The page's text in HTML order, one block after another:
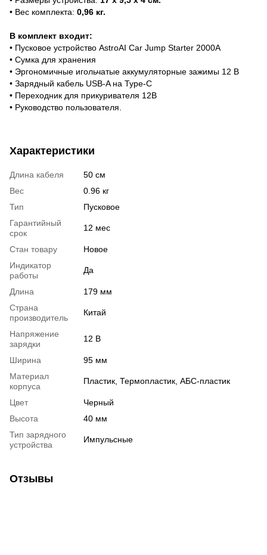
• Вес комплекта: 0,96 кг.
В комплект входит:
• Пусковое устройство AstroAI Car Jump Starter 2000А
• Сумка для хранения
• Эргономичные игольчатые аккумуляторные зажимы 12 В
• Зарядный кабель USB-A на Type-C
• Переходник для прикуривателя 12В
• Руководство пользователя.
Характеристики
Длина кабеля
50 см
Вес
0.96 кг
Тип
Пусковое
Гарантийный
срок
12 мес
Стан товару
Новое
Индикатор
работы
Да
Длина
179 мм
Страна
производитель
Китай
Напряжение
зарядки
12 В
Ширина
95 мм
Материал
корпуса
Пластик, Термопластик, АБС-пластик
Цвет
Черный
Высота
40 мм
Тип зарядного
устройства
Импульсные
Отзывы